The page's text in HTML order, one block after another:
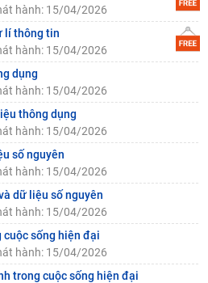
hành: 15/04/2026
lí thông tin
hành: 15/04/2026
dụng
hành: 15/04/2026
thông dụng
hành: 15/04/2026
số nguyên
hành: 15/04/2026
dữ liệu số nguyên
hành: 15/04/2026
sống hiện đại
hành: 15/04/2026
trong cuộc sống hiện đại